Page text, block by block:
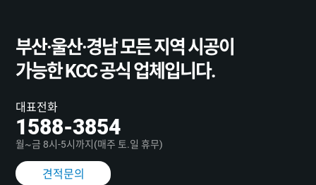
부산·울산·경남모든 지역 시공이
가능한KCC 공식 업체입니다.
대표전화
1588-3854
월~금 8시-5시까지(매주 토.일 휴무)
견적문의